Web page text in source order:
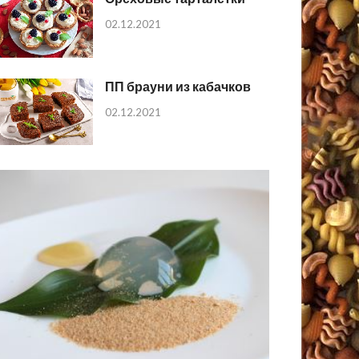
02.12.2021
ПП брауни из кабачков
02.12.2021